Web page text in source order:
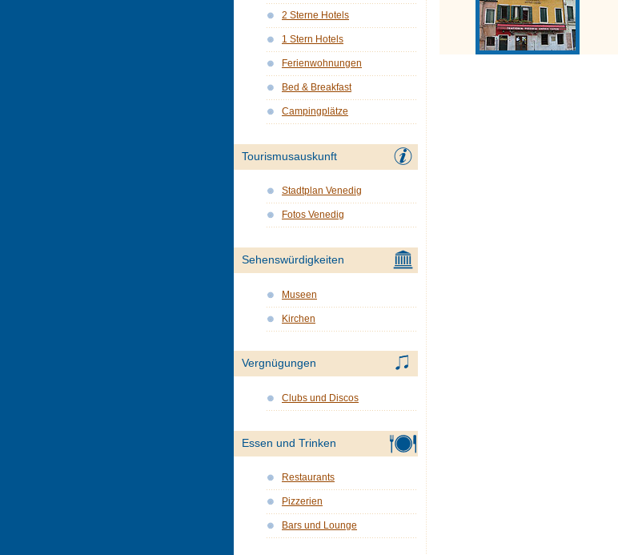
2 Sterne Hotels
1 Stern Hotels
Ferienwohnungen
Bed & Breakfast
Campingplätze
Tourismusauskunft
Stadtplan Venedig
Fotos Venedig
Sehenswürdigkeiten
Museen
Kirchen
Vergnügungen
Clubs und Discos
Essen und Trinken
Restaurants
Pizzerien
Bars und Lounge